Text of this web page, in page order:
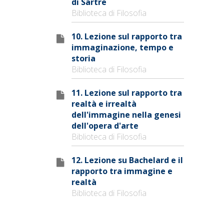
Biblioteca di Filosofia
10. Lezione sul rapporto tra
immaginazione, tempo e
storia
Biblioteca di Filosofia
11. Lezione sul rapporto tra
realtà e irrealtà
dell'immagine nella genesi
dell'opera d'arte
Biblioteca di Filosofia
12. Lezione su Bachelard e il
rapporto tra immagine e
realtà
Biblioteca di Filosofia